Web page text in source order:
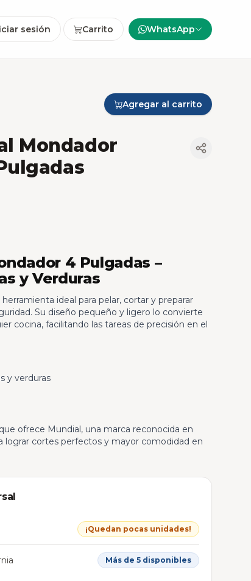
sesión Carrito WhatsApp
Agregar al carrito
Mondador
4 Pulgadas –
y Verduras
ideal para pelar, cortar y preparar
Su diseño pequeño y ligero lo convierte
cocina, facilitando las tareas de precisión en el
y verduras
ofrece Mundial, una marca reconocida en
lograr cortes perfectos y mayor comodidad en
¡Quedan pocas unidades!
Más de 5 disponibles